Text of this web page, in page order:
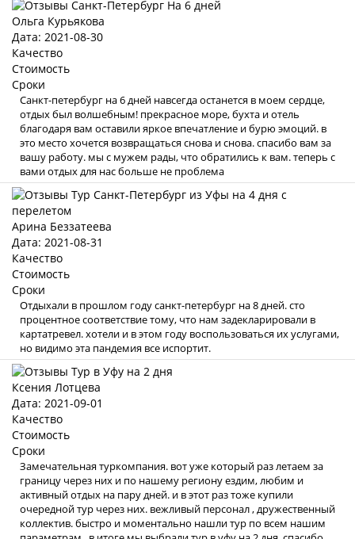
Ольга Курьякова
Дата: 2021-08-30
Качество
Стоимость
Сроки
Санкт-петербург на 6 дней навсегда останется в моем сердце,
отдых был волшебным! прекрасное море, бухта и отель
благодаря вам оставили яркое впечатление и бурю эмоций. в
это место хочется возвращаться снова и снова. спасибо вам за
вашу работу. мы с мужем рады, что обратились к вам. теперь с
вами отдых для нас больше не проблема
Арина Беззатеева
Дата: 2021-08-31
Качество
Стоимость
Сроки
Отдыхали в прошлом году санкт-петербург на 8 дней. сто
процентное соответствие тому, что нам задекларировали в
картатревел. хотели и в этом году воспользоваться их услугами,
но видимо эта пандемия все испортит.
Ксения Лотцева
Дата: 2021-09-01
Качество
Стоимость
Сроки
Замечательная туркомпания. вот уже который раз летаем за
границу через них и по нашему региону ездим, любим и
активный отдых на пару дней. и в этот раз тоже купили
очередной тур через них. вежливый персонал , дружественный
коллектив. быстро и моментально нашли тур по всем нашим